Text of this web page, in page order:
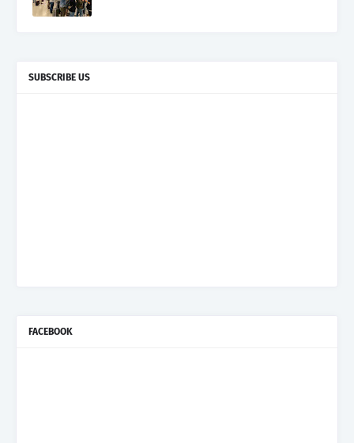
SUBSCRIBE US
FACEBOOK